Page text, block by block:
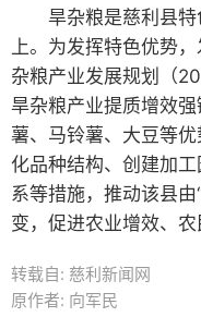
旱杂粮是慈利县特
上。为发挥特色优势
杂粮产业发展规划（
旱杂粮产业提质增效
薯、马铃薯、大豆等
化品种结构、创建加
系等措施，推动该县由
变，促进农业增效、农
转载自: 慈利新闻网
原作者: 向军民